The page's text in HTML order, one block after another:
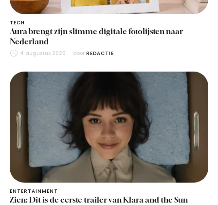
TECH
Aura brengt zijn slimme digitale fotolijsten naar
Nederland
4 augustus 2026 door REDACTIE
ENTERTAINMENT
Zien: Dit is de eerste trailer van Klara and the Sun